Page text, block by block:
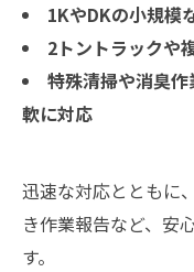
1KやDKの小規模
2トントラックや
特殊清掃や消臭
軟に対応
迅速な対応とともに
き作業報告など、安
す。